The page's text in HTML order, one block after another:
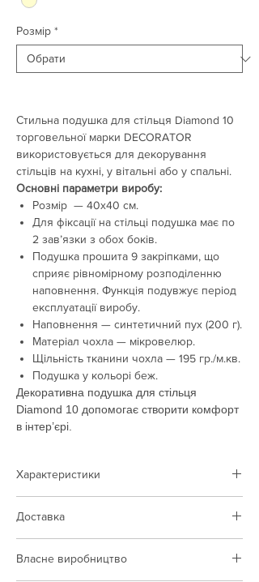
Розмір *
Стильна подушка для стільця Diamond 10
торговельної марки DECORATOR
використовується для декорування
стільців на кухні, у вітальні або у спальні.
Основні параметри виробу:
Розмір — 40х40 см.
Для фіксації на стільці подушка має по
2 зав’язки з обох боків.
Подушка прошита 9 закріпками, що
сприяє рівномірному розподіленню
наповнення. Функція подувжує період
експлуатації виробу.
Наповнення — синтетичний пух (200 г).
Матеріал чохла — мікровелюр.
Щільність тканини чохла — 195 гр./м.кв.
Подушка у кольорі беж.
Декоративна подушка для стільця
Diamond 10 допомогає створити комфорт
в інтер’єрі.
Характеристики
Колір:беж
Наповнення:синтетичний пух
Тканина чохла:мікровелюр
Доставка
та України
Власне виробництво